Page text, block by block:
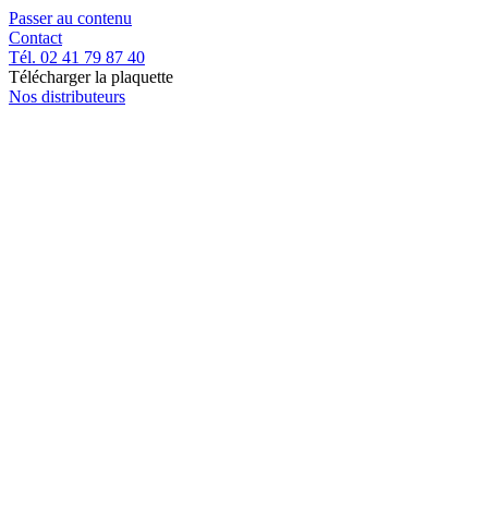
Passer au contenu
Contact
Tél. 02 41 79 87 40
Télécharger la plaquette
Nos distributeurs